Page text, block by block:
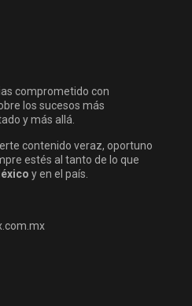
comprometido con
los sucesos más
y más allá.
contenido veraz, oportuno
estés al tanto de lo que
y en el país.